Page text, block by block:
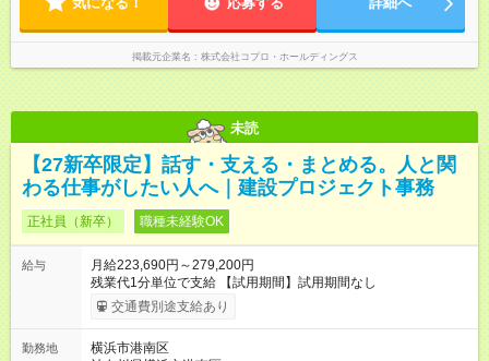
掲載元企業名 株式会社コプロ・ホールディングス
未読
【27新卒限定】話す・支える・まとめる。人と関
わる仕事がしたい人へ｜建設プロジェクト事務
正社員（新卒） 職種未経験OK
給与
月給223,690円～279,200円
残業代1分単位で支給 【試用期間】試用期間なし
交通費別途支給あり
勤務地
横浜市港南区